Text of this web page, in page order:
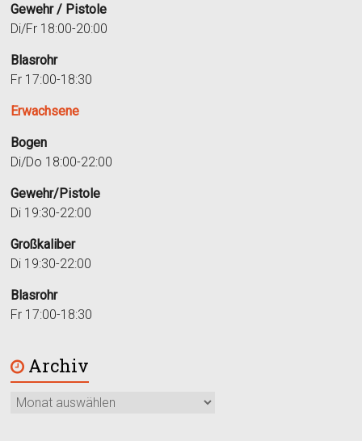
Gewehr / Pistole
Di/Fr 18:00-20:00
Blasrohr
Fr 17:00-18:30
Erwachsene
Bogen
Di/Do 18:00-22:00
Gewehr/Pistole
Di 19:30-22:00
Großkaliber
Di 19:30-22:00
Blasrohr
Fr 17:00-18:30
Archiv